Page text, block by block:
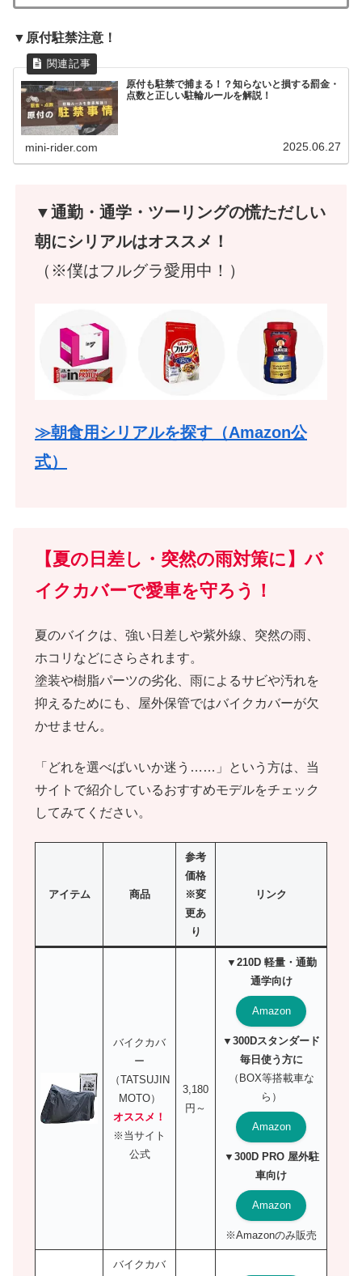
▼原付駐禁注意！
原付も駐禁で捕まる！？知らないと損する罰金・
点数と正しい駐輪ルールを解説！
mini-rider.com 2025.06.27
▼通勤・通学・ツーリングの慌ただしい
朝にシリアルはオススメ！
（※僕はフルグラ愛用中！）
≫朝食用シリアルを探す（Amazon公
式）
【夏の日差し・突然の雨対策に】バ
イクカバーで愛車を守ろう！
夏のバイクは、強い日差しや紫外線、突然の雨、
ホコリなどにさらされます。
塗装や樹脂パーツの劣化、雨によるサビや汚れを
抑えるためにも、屋外保管ではバイクカバーが欠
かせません。
「どれを選べばいいか迷う……」という方は、当
サイトで紹介しているおすすめモデルをチェック
してみてください。
アイテム 商品
参考
価格
※変
更あ
り
リンク
バイクカバ
ー
（TATSUJIN
MOTO）
オススメ！
※当サイト
公式
3,180
円～
▼210D 軽量・通勤
通学向け
Amazon
▼300Dスタンダード
毎日使う方に
（BOX等搭載車な
ら）
Amazon
▼300D PRO 屋外駐
車向け
Amazon
※Amazonのみ販売
バイクカバ